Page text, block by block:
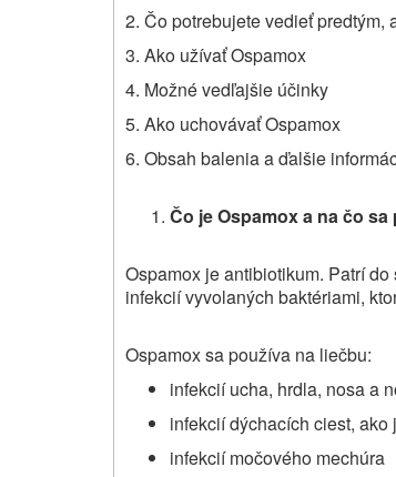
2. Čo potrebujete vedieť predtým,
3. Ako užívať Ospamox
4. Možné vedľajšie účinky
5. Ako uchovávať Ospamox
6. Obsah balenia a ďalšie
Čo je Ospamox a na čo sa
Ospamox je antibiotikum. Patrí
infekcií vyvolaných baktériami,
Ospamox sa používa na liečbu:
infekcií ucha, hrdla, nosa a
infekcií dýchacích ciest,
infekcií močového mechúra